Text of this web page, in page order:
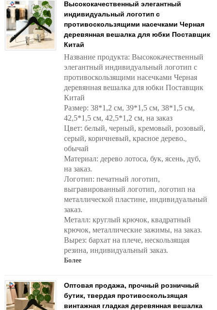
Высококачественный элегантный
индивидуальный логотип с
противоскользящими насечками Черная
деревянная вешалка для юбки Поставщик
Китай
Название продукта: Высококачественный
элегантный индивидуальный логотип с
противоскользящими насечками Черная
деревянная вешалка для юбки Поставщик
Китай
Размер: 38*1,2 см, 39*1,5 см, 38*1,5 см,
42,5*1,5 см, 42,5*1,2 см, на заказ
Цвет: белый, черный, кремовый, розовый,
серый, коричневый, красное дерево.,
обычай
Материал: дерево лотоса, бук, ясень, дуб,
на заказ.
Логотип: печатный логотип,
выгравированный логотип, логотип на
металлической пластине, индивидуальный
заказ.
Металл: круглый крючок, квадратный
крючок, металлические зажимы, на заказ.
Вырез: бархат на плече, нескользящая
резина, индивидуальный заказ.
Более
Оптовая продажа, прочный розничный
бутик, твердая противоскользящая
винтажная гладкая деревянная вешалка